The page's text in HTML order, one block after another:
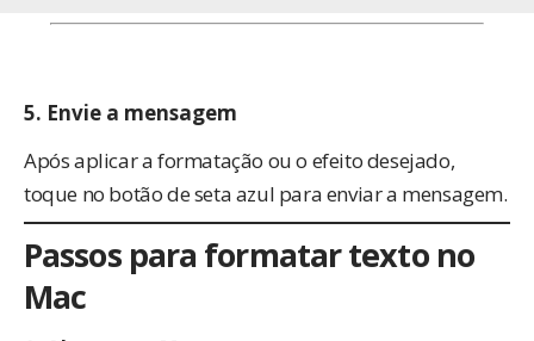
5. Envie a mensagem
Após aplicar a formatação ou o efeito desejado,
toque no botão de seta azul para enviar a mensagem.
Passos para formatar texto no
Mac